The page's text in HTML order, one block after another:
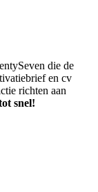
die de
en cv
richten aan
snel!